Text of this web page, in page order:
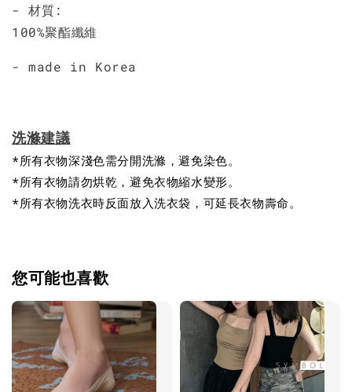
- 材質:
100%聚酯纖維
- made in Korea
洗滌建議
*所有衣物深淺色需分開洗滌，避免染色。
*所有衣物請勿烘乾，避免衣物縮水變形。
*所有衣物洗衣時反面放入洗衣袋，可延長衣物壽命。
您可能也喜歡